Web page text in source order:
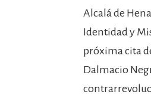
Alcalá de
Identidad y
próxima cita
Dalmacio